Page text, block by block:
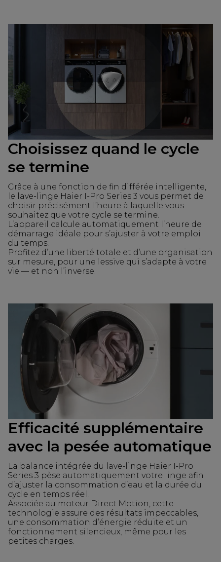
Choisissez quand le cycle
se termine
Grâce à une fonction de fin différée intelligente,
le lave-linge Haier I-Pro Series 3 vous permet de
choisir précisément l’heure à laquelle vous
souhaitez que votre cycle se termine.
L’appareil calcule automatiquement l’heure de
démarrage idéale pour s’ajuster à votre emploi
du temps.
Profitez d’une liberté totale et d’une organisation
sur mesure, pour une lessive qui s’adapte à votre
vie — et non l’inverse.
Efficacité supplémentaire
avec la pesée automatique
La balance intégrée du lave-linge Haier I-Pro
Series 3 pèse automatiquement votre linge afin
d’ajuster la consommation d’eau et la durée du
cycle en temps réel.
Associée au moteur Direct Motion, cette
technologie assure des résultats impeccables,
une consommation d’énergie réduite et un
fonctionnement silencieux, même pour les
petites charges.